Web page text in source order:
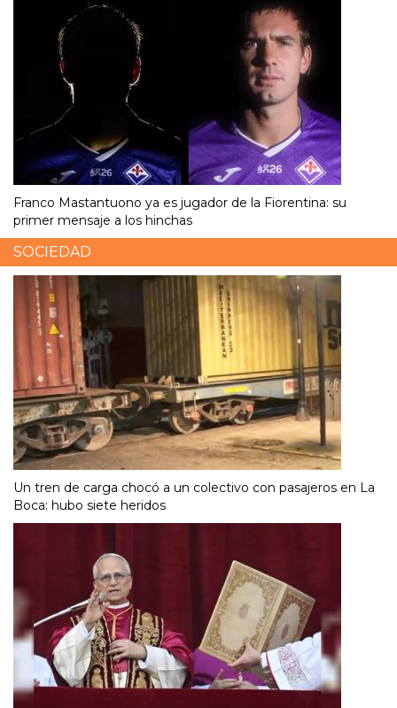
Franco Mastantuono ya es jugador de la Fiorentina: su
primer mensaje a los hinchas
SOCIEDAD
Un tren de carga chocó a un colectivo con pasajeros en La
Boca: hubo siete heridos